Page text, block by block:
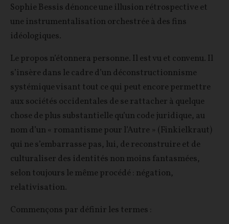
Sophie Bessis dénonce une illusion rétrospective et
une instrumentalisation orchestrée à des fins
idéologiques.
Le propos n’étonnera personne. Il est vu et convenu. Il
s’insère dans le cadre d’un déconstructionnisme
systémique visant tout ce qui peut encore permettre
aux sociétés occidentales de se rattacher à quelque
chose de plus substantielle qu’un code juridique, au
nom d’un « romantisme pour l’Autre » (Finkielkraut)
qui ne s’embarrasse pas, lui, de reconstruire et de
culturaliser des identités non moins fantasmées,
selon toujours le même procédé : négation,
relativisation.
Commençons par définir les termes :